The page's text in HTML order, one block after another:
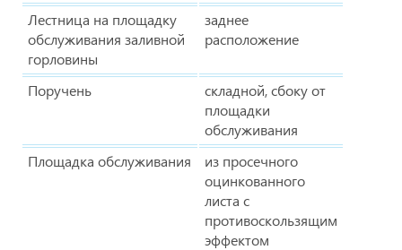
Лестница на площадку
обслуживания заливной
горловины
заднее
расположение
Поручень
складной, сбоку от
площадки
обслуживания
Площадка обслуживания
из просечного
оцинкованного
листа с
противоскользящим
эффектом